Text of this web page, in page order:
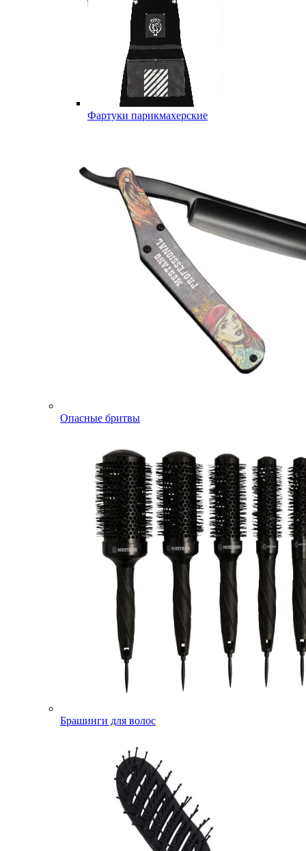
Фартуки парикмахерские
Опасные бритвы
Брашинги для волос